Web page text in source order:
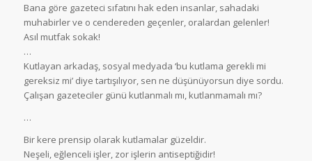
Bana göre gazeteci sıfatını hak eden insanlar, sahadaki
muhabirler ve o cendereden geçenler, oralardan gelenler!
Asıl mutfak sokak!
…
Kutlayan arkadaş, sosyal medyada ‘bu kutlama gerekli mi
gereksiz mi’ diye tartışılıyor, sen ne düşünüyorsun diye sordu.
Çalışan gazeteciler günü kutlanmalı mı, kutlanmamalı mı?
…
Bir kere prensip olarak kutlamalar güzeldir.
Neşeli, eğlenceli işler, zor işlerin antiseptiğidir!